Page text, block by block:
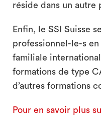
réside dans un autre
Enfin, le SSI Suisse
professionnel-le-s
familiale
formations de type
d’autres formations
Pour en savoir plus